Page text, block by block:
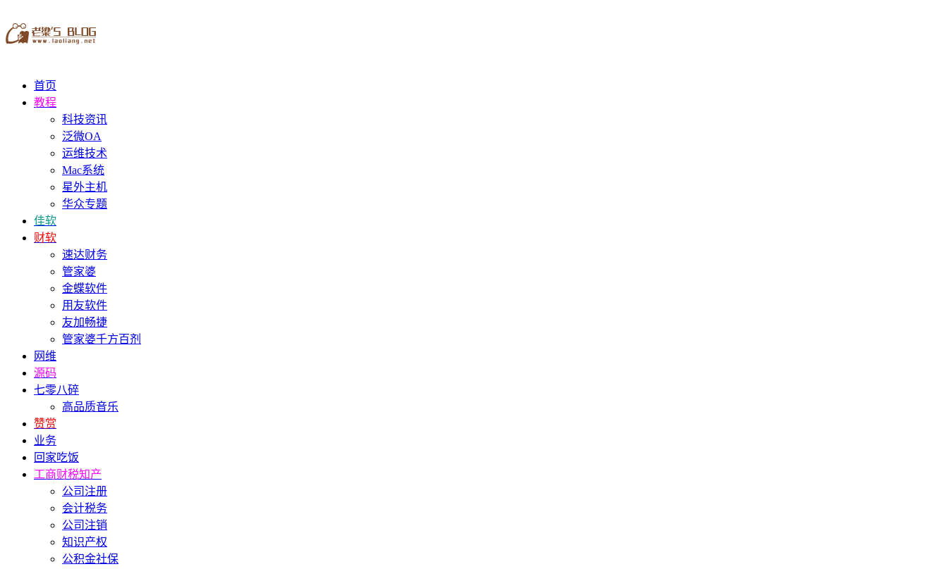
首页
教程
科技资讯
泛微OA
运维技术
Mac系统
星外主机
华众专题
佳软
财软
速达财务
管家婆
金蝶软件
用友软件
友加畅捷
管家婆千方百剂
网维
源码
七零八碎
高品质音乐
赞赏
业务
回家吃饭
工商财税知产
公司注册
会计税务
公司注销
知识产权
公积金社保